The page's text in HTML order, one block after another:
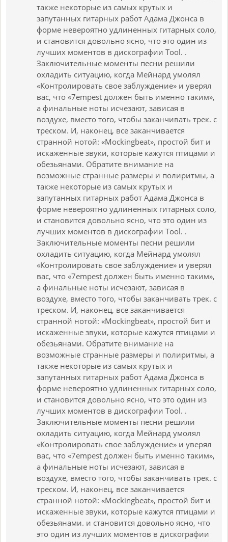
также некоторые из самых крутых и
запутанных гитарных работ Адама Джонса в
форме невероятно удлиненных гитарных соло,
и становится довольно ясно, что это один из
лучших моментов в дискографии Tool. .
Заключительные моменты песни решили
охладить ситуацию, когда Мейнард умолял
«Контролировать свое заблуждение» и уверял
вас, что «7empest должен быть именно таким»,
а финальные ноты исчезают, зависая в
воздухе, вместо того, чтобы заканчивать трек. с
треском. И, наконец, все заканчивается
странной нотой: «Mockingbeat», простой бит и
искаженные звуки, которые кажутся птицами и
обезьянами. Обратите внимание на
возможные странные размеры и полиритмы, а
также некоторые из самых крутых и
запутанных гитарных работ Адама Джонса в
форме невероятно удлиненных гитарных соло,
и становится довольно ясно, что это один из
лучших моментов в дискографии Tool. .
Заключительные моменты песни решили
охладить ситуацию, когда Мейнард умолял
«Контролировать свое заблуждение» и уверял
вас, что «7empest должен быть именно таким»,
а финальные ноты исчезают, зависая в
воздухе, вместо того, чтобы заканчивать трек. с
треском. И, наконец, все заканчивается
странной нотой: «Mockingbeat», простой бит и
искаженные звуки, которые кажутся птицами и
обезьянами. Обратите внимание на
возможные странные размеры и полиритмы, а
также некоторые из самых крутых и
запутанных гитарных работ Адама Джонса в
форме невероятно удлиненных гитарных соло,
и становится довольно ясно, что это один из
лучших моментов в дискографии Tool. .
Заключительные моменты песни решили
охладить ситуацию, когда Мейнард умолял
«Контролировать свое заблуждение» и уверял
вас, что «7empest должен быть именно таким»,
а финальные ноты исчезают, зависая в
воздухе, вместо того, чтобы заканчивать трек. с
треском. И, наконец, все заканчивается
странной нотой: «Mockingbeat», простой бит и
искаженные звуки, которые кажутся птицами и
обезьянами. и становится довольно ясно, что
это один из лучших моментов в дискографии